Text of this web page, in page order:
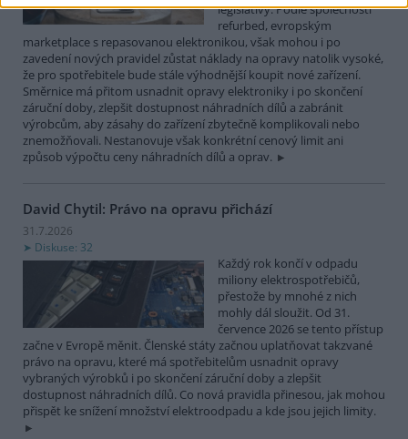
legislativy. Podle společnosti
refurbed, evropským
marketplace s repasovanou elektronikou, však mohou i po
zavedení nových pravidel zůstat náklady na opravy natolik vysoké,
že pro spotřebitele bude stále výhodnější koupit nové zařízení.
Směrnice má přitom usnadnit opravy elektroniky i po skončení
záruční doby, zlepšit dostupnost náhradních dílů a zabránit
výrobcům, aby zásahy do zařízení zbytečně komplikovali nebo
znemožňovali. Nestanovuje však konkrétní cenový limit ani
způsob výpočtu ceny náhradních dílů a oprav.
David Chytil: Právo na opravu přichází
31.7.2026
Diskuse: 32
Každý rok končí v odpadu
miliony elektrospotřebičů,
přestože by mnohé z nich
mohly dál sloužit. Od 31.
července 2026 se tento přístup
začne v Evropě měnit. Členské státy začnou uplatňovat takzvané
právo na opravu, které má spotřebitelům usnadnit opravy
vybraných výrobků i po skončení záruční doby a zlepšit
dostupnost náhradních dílů. Co nová pravidla přinesou, jak mohou
přispět ke snížení množství elektroodpadu a kde jsou jejich limity.